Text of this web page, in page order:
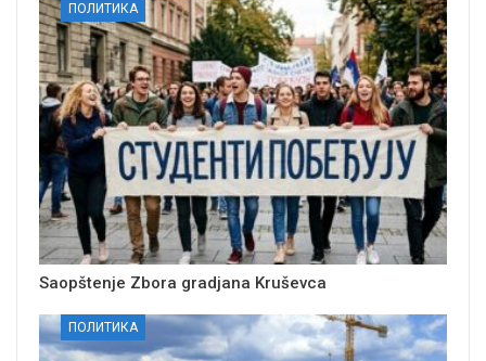
ПОЛИТИКА
Saopštenje Zbora gradjana Kruševca
ПОЛИТИКА